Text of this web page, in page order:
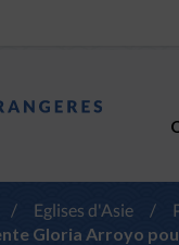
/ Eglises d'Asie /
Gloria Arroyo